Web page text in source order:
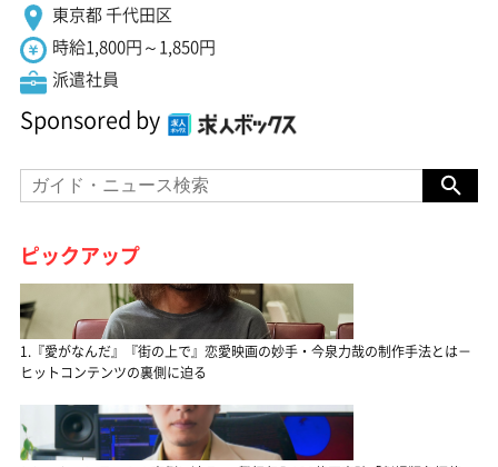
東京都 千代田区
時給1,800円～1,850円
派遣社員
Sponsored by
ピックアップ
1.『愛がなんだ』『街の上で』恋愛映画の妙手・今泉力哉の制作手法とは－
ヒットコンテンツの裏側に迫る